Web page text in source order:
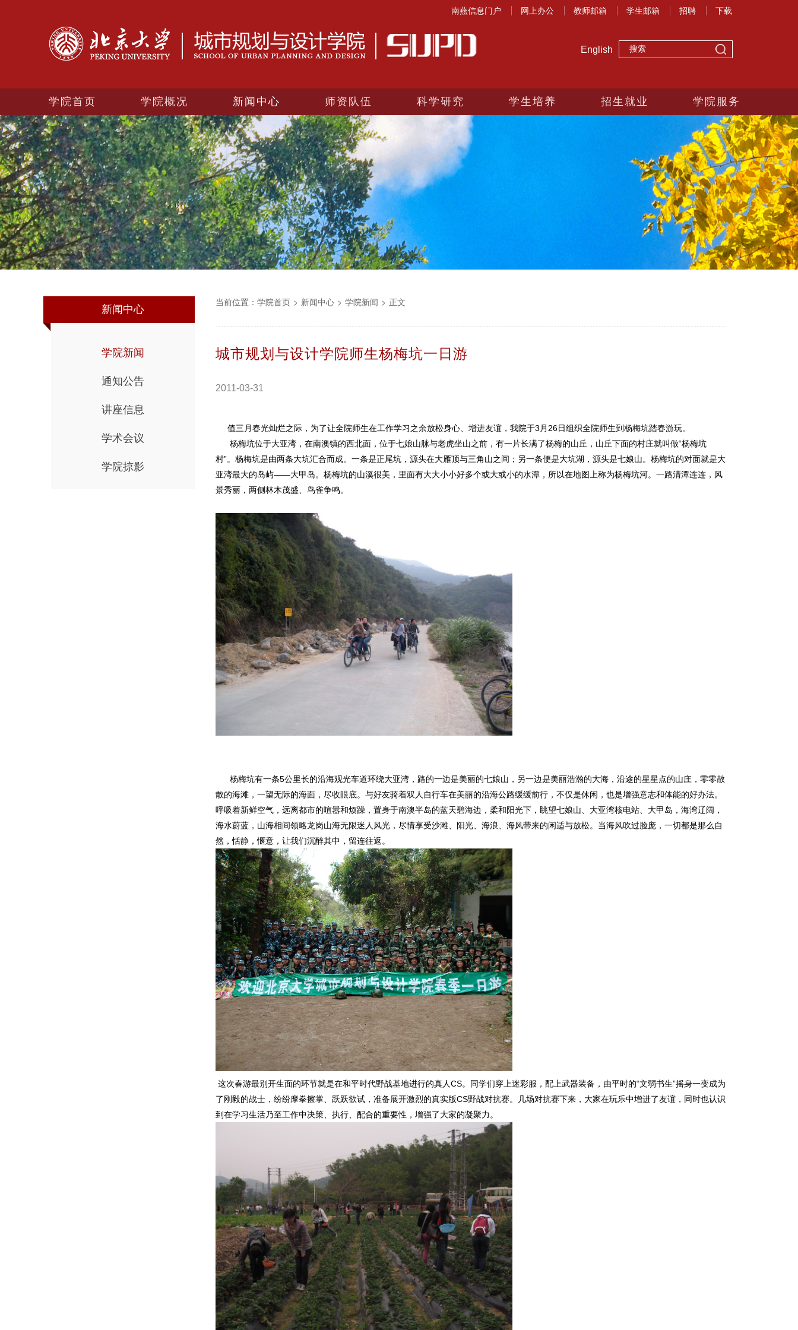
南燕信息门户 网上办公 教师邮箱 学生邮箱 招聘 下载
English
学院首页 学院概况 新闻中心 师资队伍 科学研究 学生培养 招生就业 学院服务
新闻中心
学院新闻
通知公告
讲座信息
学术会议
学院掠影
当前位置： 学院首页 > 新闻中心 > 学院新闻 > 正文
城市规划与设计学院师生杨梅坑一日游
2011-03-31
值三月春光灿烂之际，为了让全院师生在工作学习之余放松身心、增进友谊，我院于3月26日组织全院师生到杨梅坑踏春游玩。
杨梅坑位于大亚湾，在南澳镇的西北面，位于七娘山脉与老虎坐山之前，有一片长满了杨梅的山丘，山丘下面的村庄就叫做“杨梅坑
村”。杨梅坑是由两条大坑汇合而成。一条是正尾坑，源头在大雁顶与三角山之间；另一条便是大坑湖，源头是七娘山。杨梅坑的对面就是大
亚湾最大的岛屿——大甲岛。杨梅坑的山溪很美，里面有大大小小好多个或大或小的水潭，所以在地图上称为杨梅坑河。一路清潭连连，风
景秀丽，两侧林木茂盛、鸟雀争鸣。
杨梅坑有一条5公里长的沿海观光车道环绕大亚湾，路的一边是美丽的七娘山，另一边是美丽浩瀚的大海，沿途的星星点的山庄，零零散
散的海滩，一望无际的海面，尽收眼底。与好友骑着双人自行车在美丽的沿海公路缓缓前行，不仅是休闲，也是增强意志和体能的好办法。
呼吸着新鲜空气，远离都市的喧嚣和烦躁，置身于南澳半岛的蓝天碧海边，柔和阳光下，眺望七娘山、大亚湾核电站、大甲岛，海湾辽阔，
海水蔚蓝，山海相间领略龙岗山海无限迷人风光，尽情享受沙滩、阳光、海浪、海风带来的闲适与放松。当海风吹过脸庞，一切都是那么自
然，恬静，惬意，让我们沉醉其中，留连往返。
这次春游最别开生面的环节就是在和平时代野战基地进行的真人CS。同学们穿上迷彩服，配上武器装备，由平时的“文弱书生”摇身一变成为
了刚毅的战士，纷纷摩拳擦掌、跃跃欲试，准备展开激烈的真实版CS野战对抗赛。几场对抗赛下来，大家在玩乐中增进了友谊，同时也认识
到在学习生活乃至工作中决策、执行、配合的重要性，增强了大家的凝聚力。